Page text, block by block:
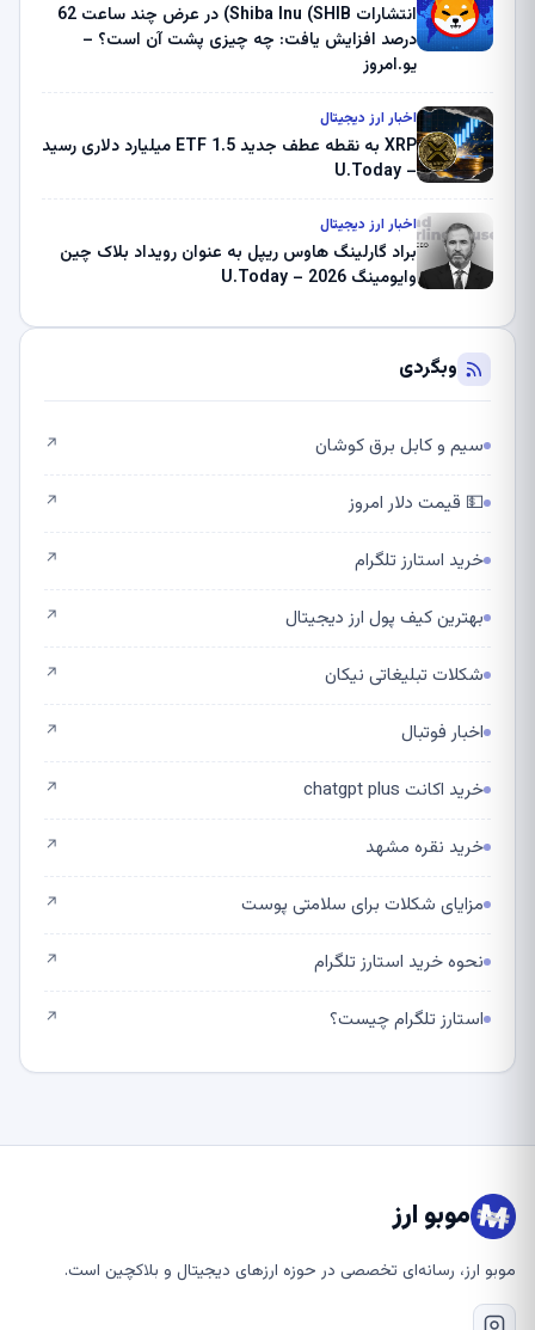
انتشارات Shiba Inu (SHIB) در عرض چند ساعت 62
درصد افزایش یافت: چه چیزی پشت آن است؟ –
یو.امروز
اخبار ارز دیجیتال
XRP به نقطه عطف جدید ETF 1.5 میلیارد دلاری رسید
– U.Today
اخبار ارز دیجیتال
براد گارلینگ هاوس ریپل به عنوان رویداد بلاک چین
وایومینگ 2026 – U.Today
وبگردی
سیم و کابل برق کوشان ↗
💵 قیمت دلار امروز ↗
خرید استارز تلگرام ↗
بهترین کیف پول ارز دیجیتال ↗
شکلات تبلیغاتی نیکان ↗
اخبار فوتبال ↗
خرید اکانت chatgpt plus ↗
خرید نقره مشهد ↗
مزایای شکلات برای سلامتی پوست ↗
نحوه خرید استارز تلگرام ↗
استارز تلگرام چیست؟ ↗
موبو ارز
موبو ارز، رسانه‌ای تخصصی در حوزه ارزهای دیجیتال و بلاکچین است.